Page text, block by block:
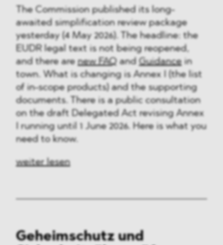
The Commission published its long-
awaited simplification review package
yesterday (4 May 2026). The headline: the
EUDR legal text is not being reopened,
and there arenew FAQ and Guidancein
town. What is changing is Annex I (the list
of in-scope products) and the supporting
documents. There is a public consultation
on the draft Delegated Act revising Annex
I running until 1 June 2026. Here is what you
need to know.
weiter lesen
Geheimschutz und